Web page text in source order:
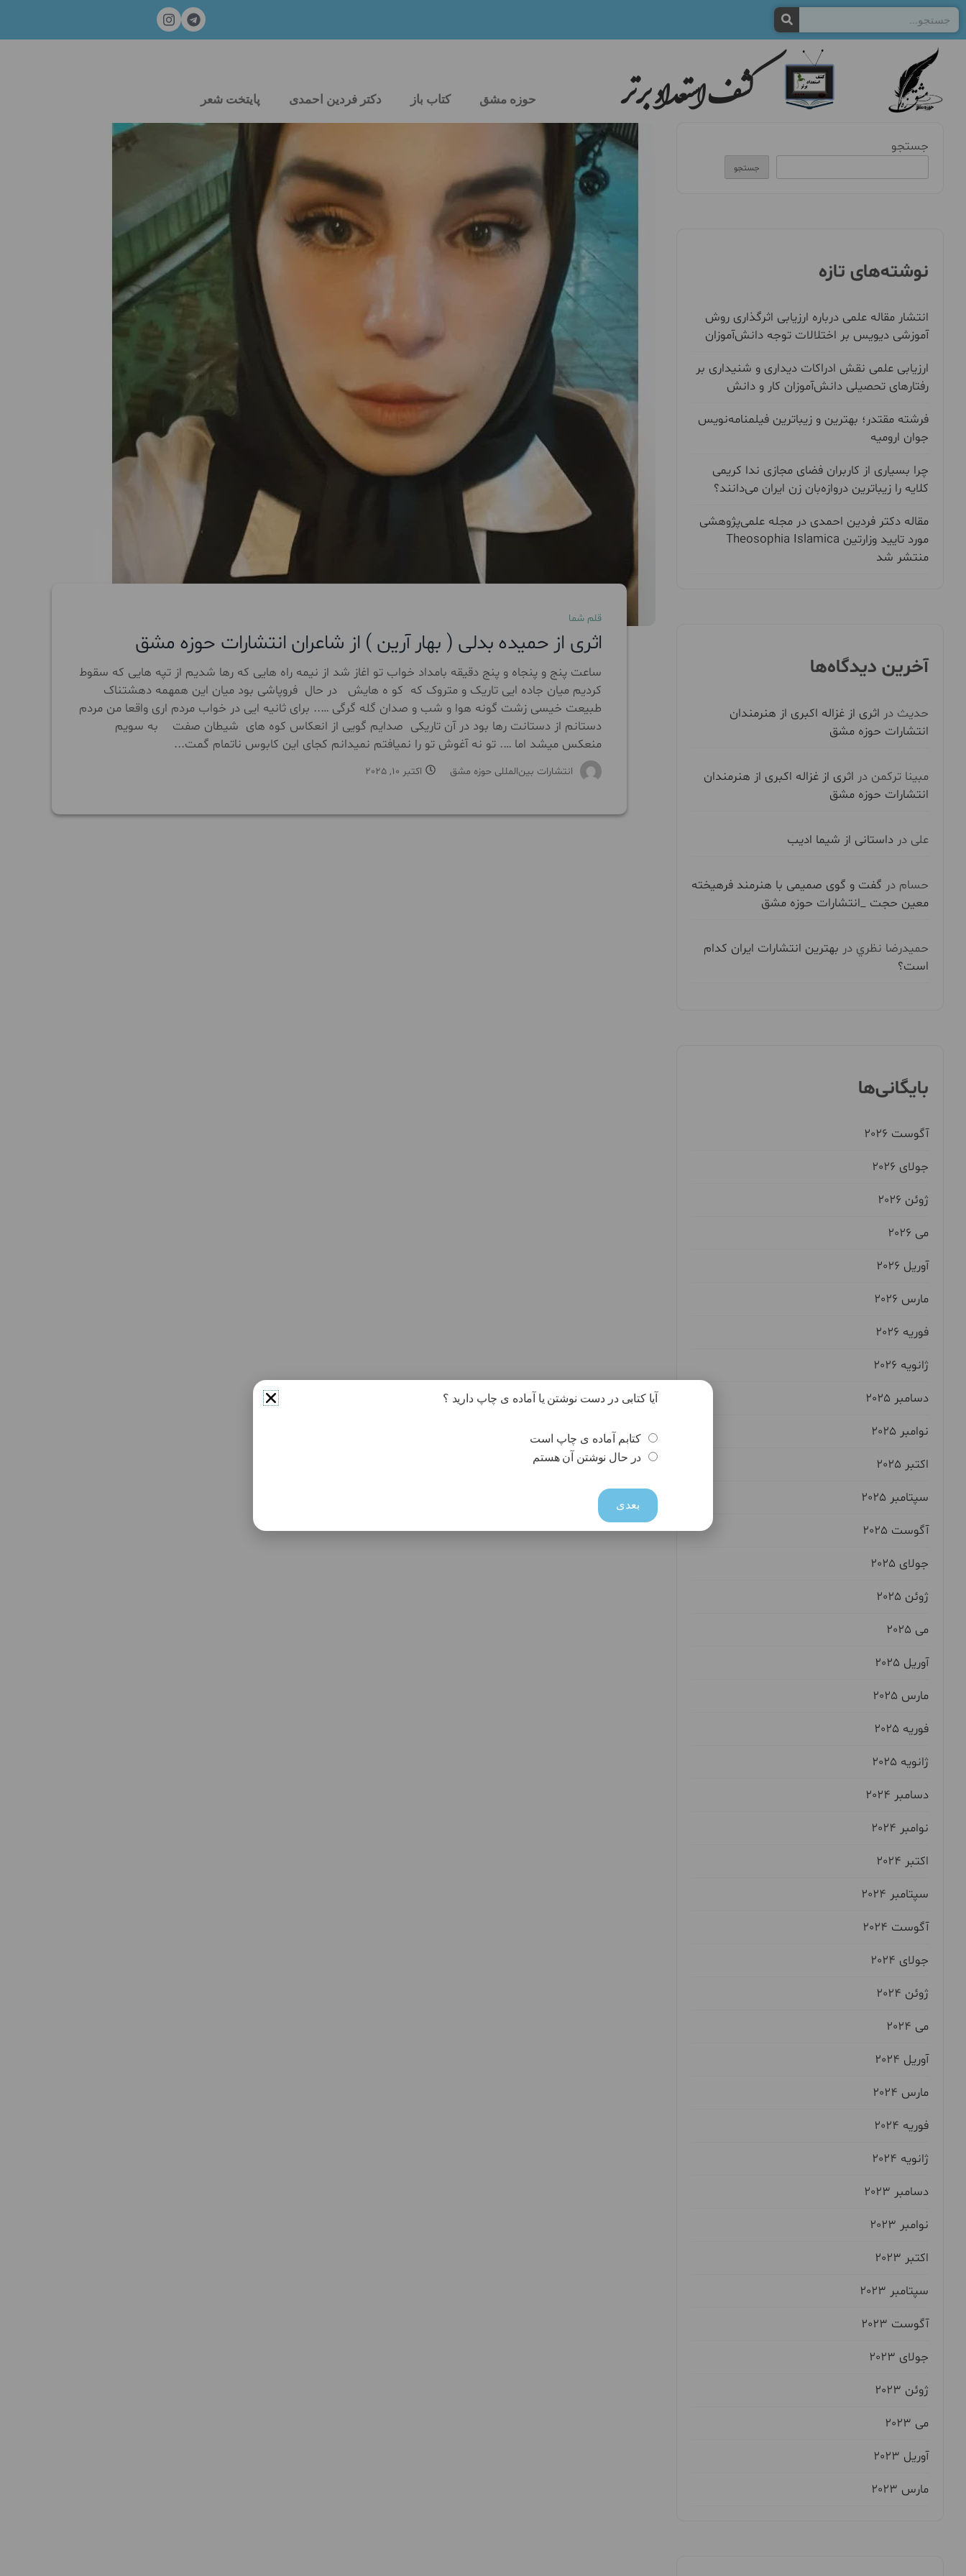
کشف استعداد برتر حوزه مشق کتاب باز دکتر فردین احمدی پایتخت شعر
قلم شما
اثری از حمیده بدلی ( بهار آرین ) از شاعران انتشارات حوزه مشق
ساعت پنج و پنجاه و پنج دقیقه بامداد خواب تو اغاز شد از نیمه راه هایی که رها شدیم از تپه هایی که سقوط
کردیم میان جاده ایی تاریک و متروک که کو ه هایش در حال فروپاشی بود میان این همهمه دهشتناک
طبیعت خیسی زشت گونه هوا و شب و صدان گله گرگی ….. برای ثانیه ایی در خواب مردم اری واقعا من مردم
دستانم از دستانت رها بود در آن تاریکی صدایم گویی از انعکاس کوه های شیطان صفت به سویم
منعکس میشد اما …. تو نه آغوش تو را نمیافتم نمیدانم کجای این کابوس ناتمام گمت...
انتشارات بین‌المللی حوزه مشق اکتبر 10, 2025
جستجو
جستجو
نوشته‌های تازه
انتشار مقاله علمی درباره ارزیابی اثرگذاری روش
آموزشی دیویس بر اختلالات توجه دانش‌آموزان
ارزیابی علمی نقش ادراکات دیداری و شنیداری بر
رفتارهای تحصیلی دانش‌آموزان کار و دانش
فرشته مقتدر؛ بهترین و زیباترین فیلمنامه‌نویس
جوان ارومیه
چرا بسیاری از کاربران فضای مجازی ندا کریمی
کلایه را زیباترین دروازه‌بان زن ایران می‌دانند؟
مقاله دکتر فردین احمدی در مجله علمی‌پژوهشی
مورد تایید وزارتین Theosophia Islamica
منتشر شد
آخرین دیدگاه‌ها
حدیث در اثری از غزاله اکبری از هنرمندان
انتشارات حوزه مشق
مبینا ترکمن در اثری از غزاله اکبری از هنرمندان
انتشارات حوزه مشق
علی در داستانی از شیما ادیب
حسام در گفت و گوی صمیمی با هنرمند فرهیخته
معین حجت _انتشارات حوزه مشق
حميدرضا نظري در بهترین انتشارات ایران کدام
است؟
بایگانی‌ها
آگوست 2026
جولای 2026
ژوئن 2026
می 2026
آوریل 2026
مارس 2026
فوریه 2026
ژانویه 2026
دسامبر 2025
نوامبر 2025
اکتبر 2025
سپتامبر 2025
آگوست 2025
جولای 2025
ژوئن 2025
می 2025
آوریل 2025
مارس 2025
فوریه 2025
ژانویه 2025
دسامبر 2024
نوامبر 2024
اکتبر 2024
سپتامبر 2024
آگوست 2024
جولای 2024
ژوئن 2024
می 2024
آوریل 2024
مارس 2024
فوریه 2024
ژانویه 2024
دسامبر 2023
نوامبر 2023
اکتبر 2023
سپتامبر 2023
آگوست 2023
جولای 2023
ژوئن 2023
می 2023
آوریل 2023
مارس 2023
آیا کتابی در دست نوشتن یا آماده ی چاپ دارید ؟
کتابم آماده ی چاپ است
در حال نوشتن آن هستم
بعدی